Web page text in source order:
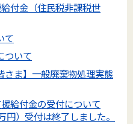
付金（住民税非課税世
て
ついて
さま】一般廃棄物処理実態
給付金の受付について
）受付は終了しました。